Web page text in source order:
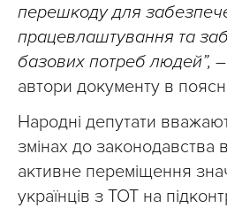
перешкоду для
працевлаштування та
базових потреб людей”, –
автори документу в
Народні депутати
змінах до законодавства
активне переміщення
українців з ТОТ на